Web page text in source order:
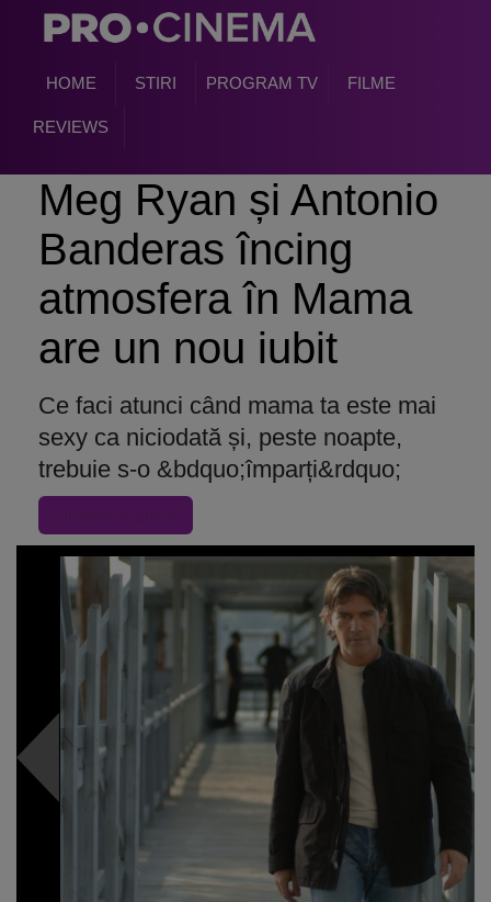
HOME STIRI PROGRAM TV FILME
REVIEWS
Meg Ryan și Antonio
Banderas încing
atmosfera în Mama
are un nou iubit
Ce faci atunci când mama ta este mai
sexy ca niciodată și, peste noapte,
trebuie s-o &bdquo;împarți&rdquo;